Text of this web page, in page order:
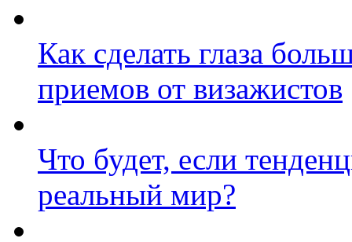
Как сделать глаза
приемов от визажистов
Что будет, если
реальный мир?